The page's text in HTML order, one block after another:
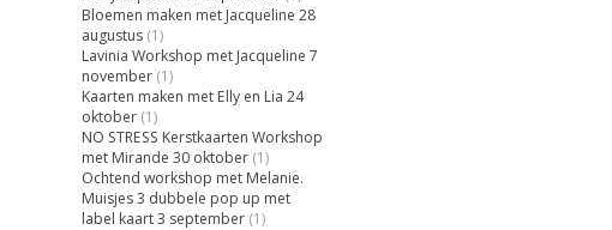
Bloemen maken met Jacqueline 28
augustus (1)
Lavinia Workshop met Jacqueline 7
november (1)
Kaarten maken met Elly en Lia 24
oktober (1)
NO STRESS Kerstkaarten Workshop
met Mirande 30 oktober (1)
Ochtend workshop met Melanie.
Muisjes 3 dubbele pop up met
label kaart 3 september (1)